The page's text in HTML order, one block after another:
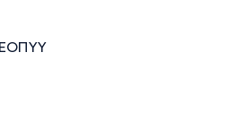
ΕΟΠΥΥ